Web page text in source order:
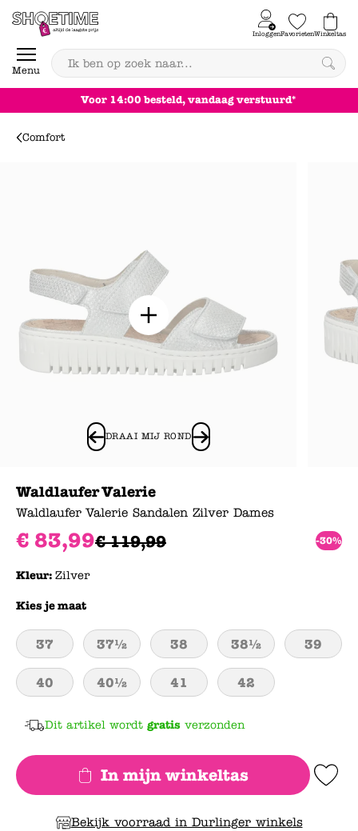
Skip to content
Menu
InloggenFavorietenWinkeltas
0
Voor 14:00 besteld, vandaag verstuurd*
Comfort
DRAAI MIJ ROND
Waldlaufer Valerie
Waldlaufer Valerie Sandalen Zilver Dames
€ 83,99€ 119,99 -30%
Kleur: Zilver
Kies je maat
37 37½ 38 38½ 39
40 40½ 41 42
Dit artikel wordt gratis verzonden
In mijn winkeltas Add to
Bekijk voorraad in Durlinger winkels